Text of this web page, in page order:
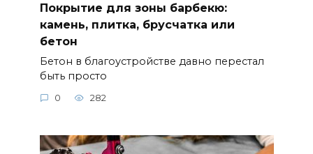
Покрытие для зоны барбекю:
камень, плитка, брусчатка или
бетон
Бетон в благоустройстве давно перестал
быть просто
0 282